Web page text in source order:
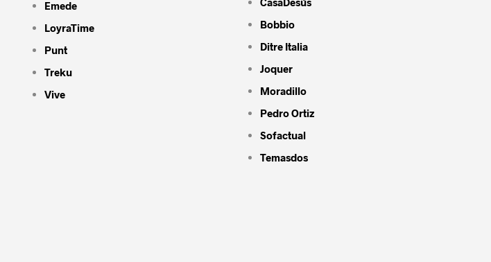
Emede
LoyraTime
Punt
Treku
Vive
Bobbio
Ditre Italia
Joquer
Moradillo
Pedro Ortiz
Sofactual
Temasdos